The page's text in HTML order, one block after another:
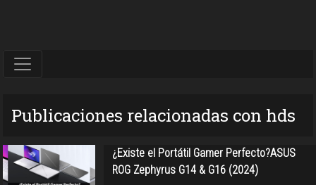
Publicaciones relacionadas con hds
¿Existe el Portátil Gamer Perfecto?ASUS
ROG Zephyrus G14 & G16 (2024)